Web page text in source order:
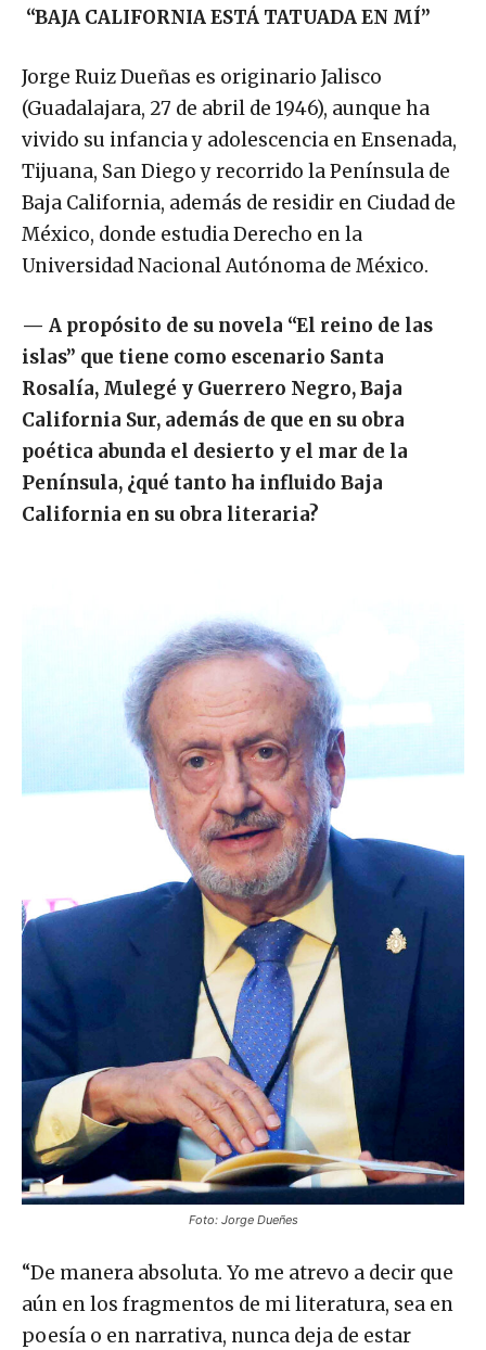
“BAJA CALIFORNIA ESTÁ TATUADA EN MÍ”
Jorge Ruiz Dueñas es originario Jalisco
(Guadalajara, 27 de abril de 1946), aunque ha
vivido su infancia y adolescencia en Ensenada,
Tijuana, San Diego y recorrido la Península de
Baja California, además de residir en Ciudad de
México, donde estudia Derecho en la
Universidad Nacional Autónoma de México.
— A propósito de su novela “El reino de las
islas” que tiene como escenario Santa
Rosalía, Mulegé y Guerrero Negro, Baja
California Sur, además de que en su obra
poética abunda el desierto y el mar de la
Península, ¿qué tanto ha influido Baja
California en su obra literaria?
Foto: Jorge Dueñes
“De manera absoluta. Yo me atrevo a decir que
aún en los fragmentos de mi literatura, sea en
poesía o en narrativa, nunca deja de estar